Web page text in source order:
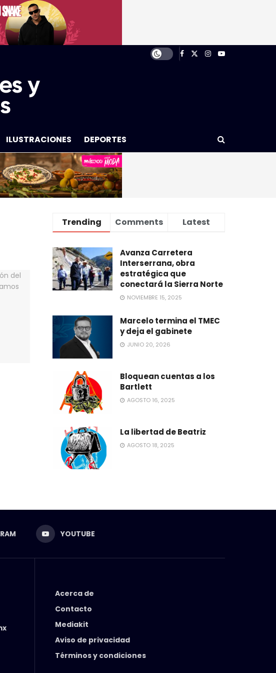
ILUSTRACIONES DEPORTES
Trending Comments Latest
Avanza Carretera
Interserrana, obra
estratégica que
conectará la Sierra Norte
NOVIEMBRE 15, 2025
Marcelo termina el TMEC
y deja el gabinete
JUNIO 20, 2026
Bloquean cuentas a los
Bartlett
AGOSTO 16, 2025
La libertad de Beatriz
AGOSTO 18, 2025
YOUTUBE
Acerca de
Contacto
Mediakit
Aviso de privacidad
Términos y condiciones